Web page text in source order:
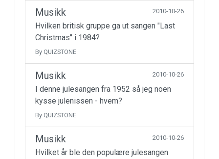
Musikk 2010-10-26
Hvilken britisk gruppe ga ut sangen "Last
Christmas" i 1984?
By QUIZSTONE
Musikk 2010-10-26
I denne julesangen fra 1952 så jeg noen
kysse julenissen - hvem?
By QUIZSTONE
Musikk 2010-10-26
Hvilket år ble den populære julesangen